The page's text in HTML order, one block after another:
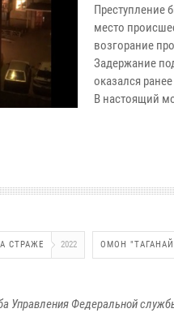
Преступление
место
возгорание
Задержание
оказался
В настоящий
СТРАЖЕ 2022 ОМОН
Управления Федеральной